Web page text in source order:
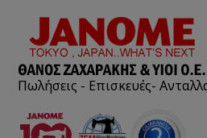
Πωλήσεις - Επισκευές-